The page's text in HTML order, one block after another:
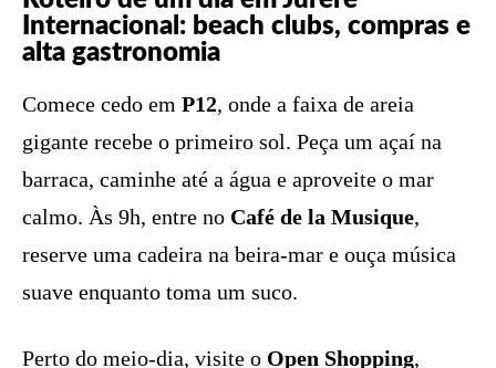
Internacional: beach clubs, compras e
alta gastronomia
Comece cedo em P12, onde a faixa de areia
gigante recebe o primeiro sol. Peça um açaí na
barraca, caminhe até a água e aproveite o mar
calmo. Às 9h, entre no Café de la Musique,
reserve uma cadeira na beira-mar e ouça música
suave enquanto toma um suco.
Perto do meio-dia, visite o Open Shopping,